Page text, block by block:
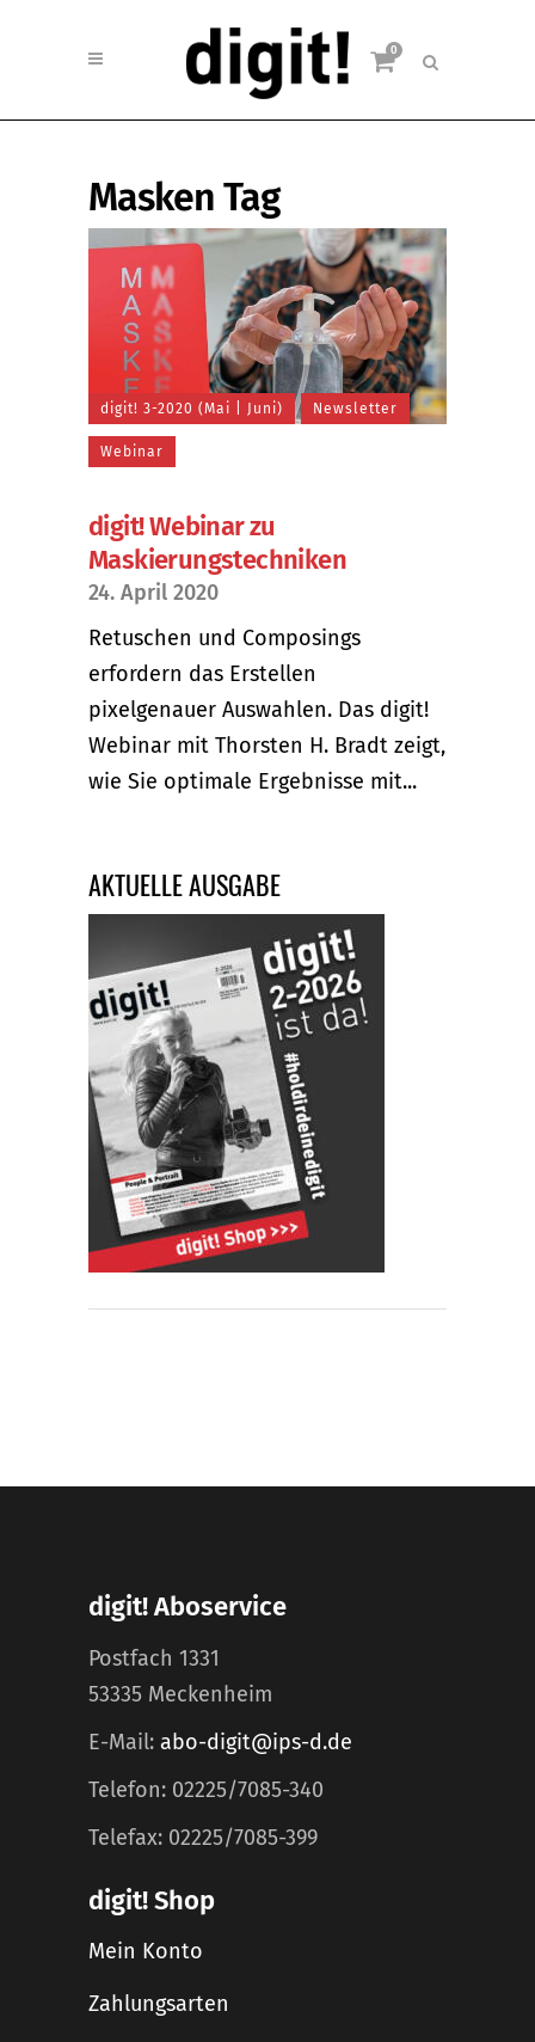
0
Masken Tag
digit! 3-2020 (Mai | Juni) Newsletter
Webinar
digit! Webinar zu
Maskierungstechniken
24. April 2020
Retuschen und Composings
erfordern das Erstellen
pixelgenauer Auswahlen. Das digit!
Webinar mit Thorsten H. Bradt zeigt,
wie Sie optimale Ergebnisse mit...
AKTUELLE AUSGABE
digit! Aboservice
Postfach 1331
53335 Meckenheim
E-Mail: abo-digit@ips-d.de
Telefon: 02225/7085-340
Telefax: 02225/7085-399
digit! Shop
Mein Konto
Zahlungsarten